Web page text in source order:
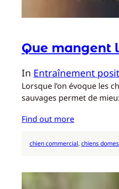
Que mangent
In Entraînement
Lorsque l’on évoque les
sauvages permet de
Find out more
chien commercial, chiens